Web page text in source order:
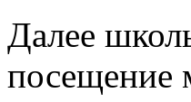
Далее
посещение